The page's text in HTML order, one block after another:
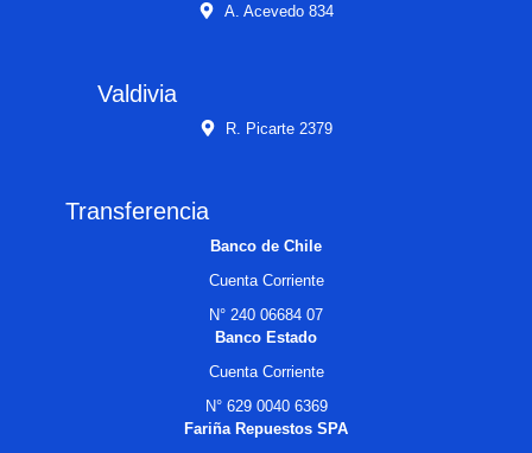
A. Acevedo 834
Valdivia
R. Picarte 2379
Transferencia
Banco de Chile
Cuenta Corriente
N° 240 06684 07
Banco Estado
Cuenta Corriente
N° 629 0040 6369
Fariña Repuestos SPA